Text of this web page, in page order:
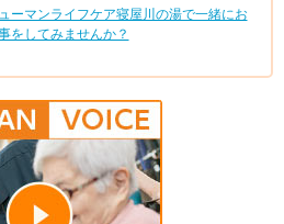
ーマンライフケア寝屋川の湯で一緒にお
をしてみませんか？